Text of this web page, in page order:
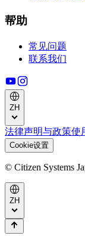
帮助
常见问题
联系我们
ZH
法律声明与政策使
Cookie设置
© Citizen Systems
ZH